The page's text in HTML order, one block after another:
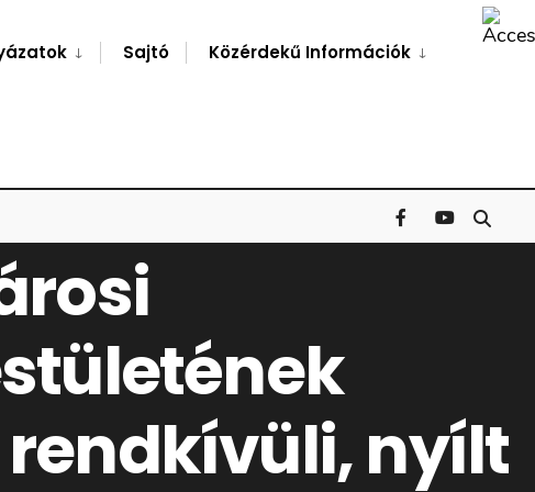
Sajtó Közérdekű Információk
nyílt
Window